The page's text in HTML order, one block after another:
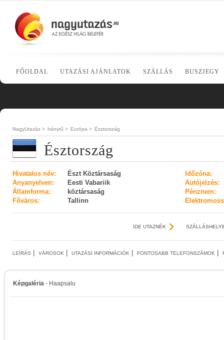
FŐOLDAL UTAZÁSI AJÁNLATOK SZÁLLÁS BUSZJEGY
NagyUtazás > Iránytű > Európa > Észtország
Észtország
Hivatalos név: Észt Köztársaság
Időzóna:
Anyanyelven:
Eesti Vabariik
Autójelzés:
Államforma:
köztársaság
Pénznem:
Főváros:
Tallinn
IDE UTAZNÉK
LEÍRÁS VÁROSOK UTAZÁSI INFORMÁCIÓK FONTOSABB TELEFONSZÁMOK
Képgaléria - Haapsalu